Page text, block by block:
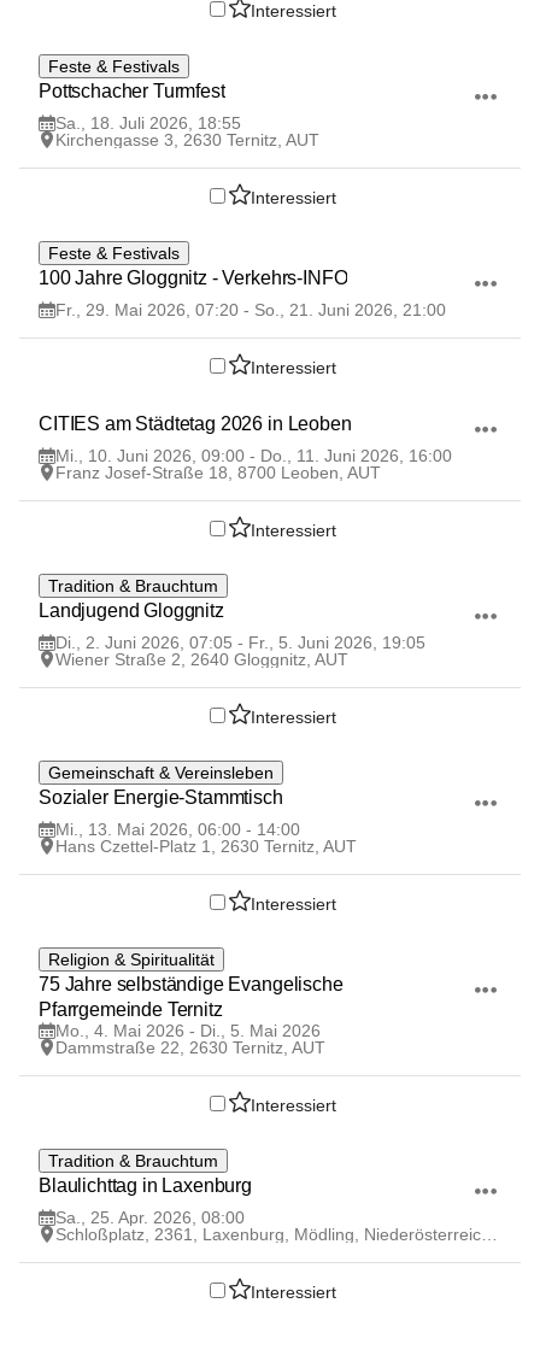
Interessiert
18
JUL
Feste & Festivals
Pottschacher Turmfest
Sa., 18. Juli 2026, 18:55
Kirchengasse 3, 2630 Ternitz, AUT
Interessiert
29
MAI
Feste & Festivals
100 Jahre Gloggnitz - Verkehrs-INFO
Fr., 29. Mai 2026, 07:20 - So., 21. Juni 2026, 21:00
Interessiert
10
CITIES am Städtetag 2026 in Leoben
Mi., 10. Juni 2026, 09:00 - Do., 11. Juni 2026, 16:00
Franz Josef-Straße 18, 8700 Leoben, AUT
Interessiert
2
JUN
Tradition & Brauchtum
Landjugend Gloggnitz
Di., 2. Juni 2026, 07:05 - Fr., 5. Juni 2026, 19:05
Wiener Straße 2, 2640 Gloggnitz, AUT
Interessiert
13
MAI
Gemeinschaft & Vereinsleben
Mi., 13. Mai 2026, 06:00 - 14:00
Hans Czettel-Platz 1, 2630 Ternitz, AUT
Interessiert
4
MAI
Religion & Spiritualität
75 Jahre selbständige Evangelische
Pfarrgemeinde Ternitz
Mo., 4. Mai 2026 - Di., 5. Mai 2026
Dammstraße 22, 2630 Ternitz, AUT
Interessiert
25
APR
Tradition & Brauchtum
Blaulichttag in Laxenburg
Sa., 25. Apr. 2026, 08:00
Interessiert